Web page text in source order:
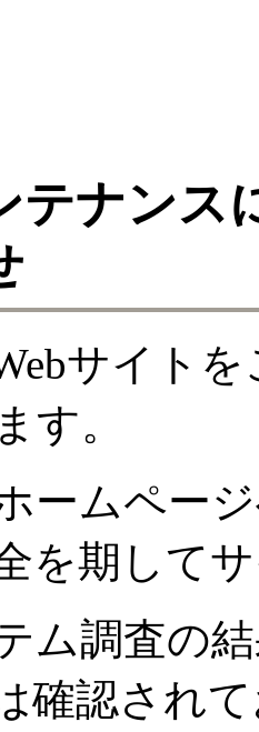
テナンス
サイト
す。
ームペー
を期して
ム調査の
確認され